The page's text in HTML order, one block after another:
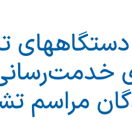
خدمت‌رسانی
مراسم